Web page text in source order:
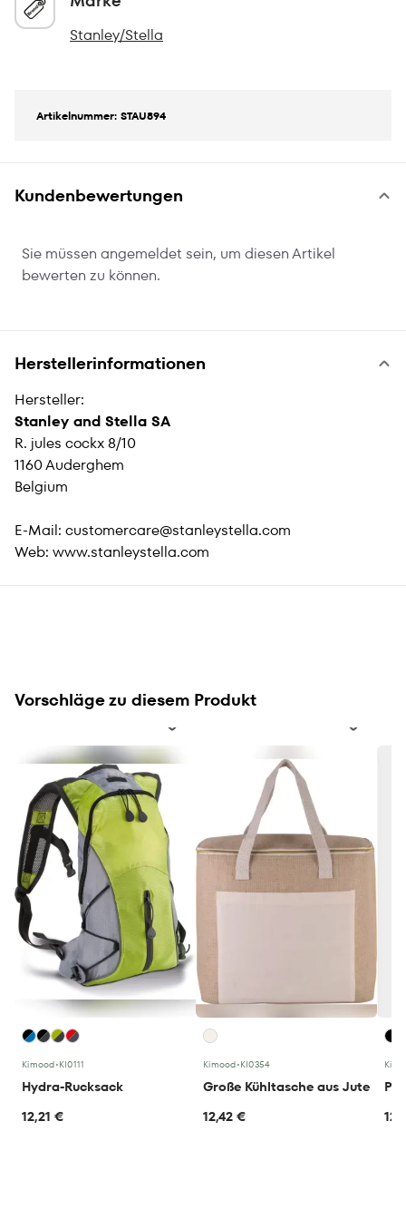
Stanley/Stella
Artikelnummer: STAU894
Kundenbewertungen
Sie müssen angemeldet sein, um diesen Artikel
bewerten zu können.
Herstellerinformationen
Hersteller:
Stanley and Stella SA
R. jules cockx 8/10
1160 Auderghem
Belgium
E-Mail: customercare@stanleystella.com
Web: www.stanleystella.com
Vorschläge zu diesem Produkt
Kimood•KI0111
Hydra-Rucksack
12,21 €
Kimood•KI0354
Große Kühltasche aus Jute
12,42 €